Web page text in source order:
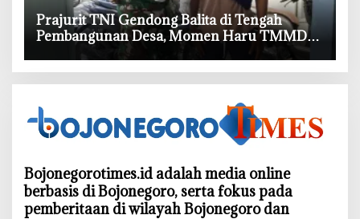
‎Prajurit TNI Gendong Balita di Tengah
Pembangunan Desa, Momen Haru TMMD
Bojonegorotimes.id adalah media online
berbasis di Bojonegoro, serta fokus pada
pemberitaan di wilayah Bojonegoro dan